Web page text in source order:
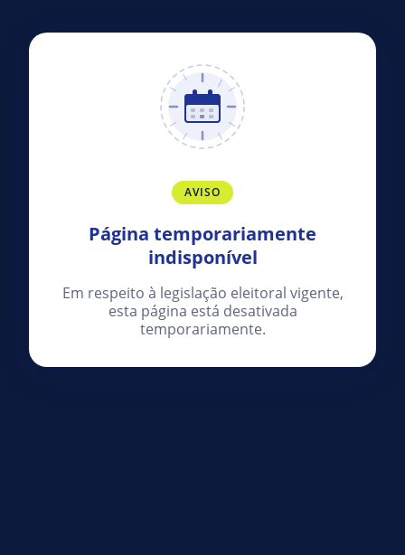
AVISO
Página temporariamente
indisponível
Em respeito à legislação eleitoral vigente,
esta página está desativada
temporariamente.